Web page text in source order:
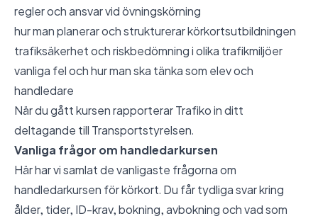
regler och ansvar vid övningskörning
hur man planerar och strukturerar körkortsutbildningen
trafiksäkerhet och riskbedömning i olika trafikmiljöer
vanliga fel och hur man ska tänka som elev och
handledare
När du gått kursen rapporterar Trafiko in ditt
deltagande till Transportstyrelsen.
Vanliga frågor om handledarkursen
Här har vi samlat de vanligaste frågorna om
handledarkursen för körkort. Du får tydliga svar kring
ålder, tider, ID-krav, bokning, avbokning och vad som